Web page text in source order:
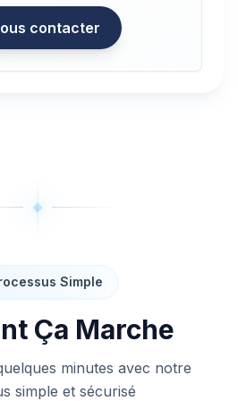
contacter
Simple
Ça Marche
minutes avec notre
simple et sécurisé